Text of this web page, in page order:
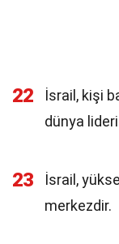
22
İsrail, kişi
dünya
23
İsrail,
merkezdir.